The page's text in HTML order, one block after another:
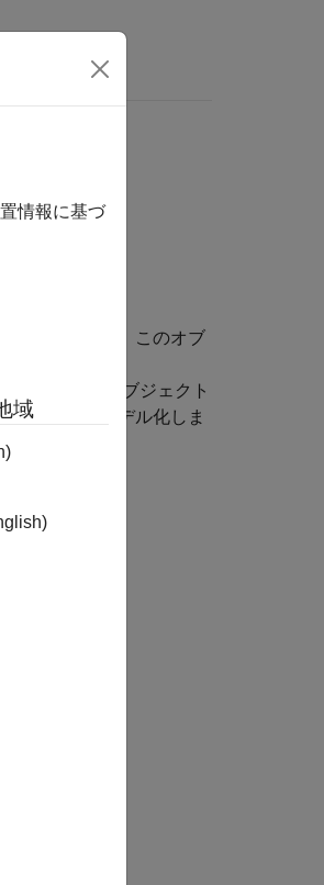
デル化します。このオブ
マ値は
ます。このオブジェクト
イズとしてモデル化しま
情報に基づ
域